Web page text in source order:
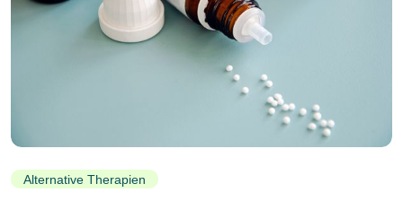
Alternative Therapien